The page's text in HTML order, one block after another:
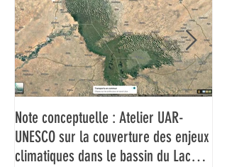
Note conceptuelle : Atelier UAR-
UNESCO sur la couverture des enjeux
climatiques dans le bassin du Lac